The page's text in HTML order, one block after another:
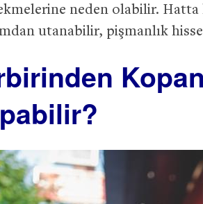
neden olabilir.
utanabilir, pişmanlık